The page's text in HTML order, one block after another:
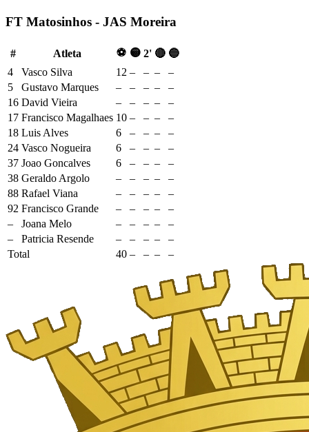
FT Matosinhos - JAS Moreira
# Atleta ⚽ 🟡 2' 🔴 🔵
4
Vasco Silva 12 – – –
–
5
Gustavo Marques – – – –
–
16 David Vieira – – – –
–
17 Francisco Magalhaes 10 – – –
–
18 Luis Alves 6 – – –
–
24 Vasco Nogueira 6 – – –
–
37 Joao Goncalves 6 – – –
–
38 Geraldo Argolo – – – –
–
88 Rafael Viana – – – –
–
92 Francisco Grande – – – –
–
–
Joana Melo – – – –
–
–
Patricia Resende – – – –
–
Total
40 – – – –